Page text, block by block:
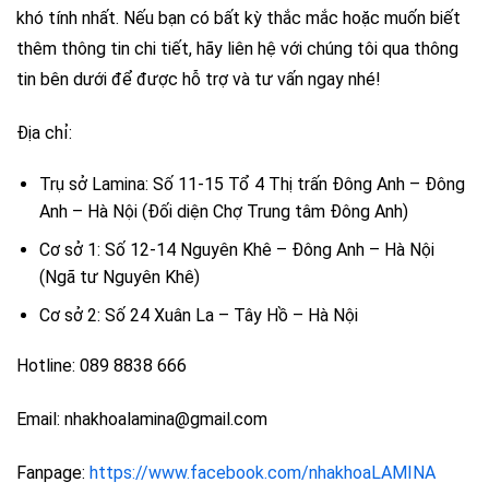
khó tính nhất. Nếu bạn có bất kỳ thắc mắc hoặc muốn biết
thêm thông tin chi tiết, hãy liên hệ với chúng tôi qua thông
tin bên dưới để được hỗ trợ và tư vấn ngay nhé!
Địa chỉ:
Trụ sở Lamina: Số 11-15 Tổ 4 Thị trấn Đông Anh – Đông
Anh – Hà Nội (Đối diện Chợ Trung tâm Đông Anh)
Cơ sở 1: Số 12-14 Nguyên Khê – Đông Anh – Hà Nội
(Ngã tư Nguyên Khê)
Cơ sở 2: Số 24 Xuân La – Tây Hồ – Hà Nội
Hotline: 089 8838 666
Email: nhakhoalamina@gmail.com
Fanpage: https://www.facebook.com/nhakhoaLAMINA